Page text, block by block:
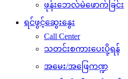
ဖုန်းဘေလ်မဲဖောက်ခြင်း
ရင်ဖွင့်ဆွေးနွေး
Call Center
သတင်းစကားပေးပို့ရန်
အမေး/အဖြေကဏ္ဍ